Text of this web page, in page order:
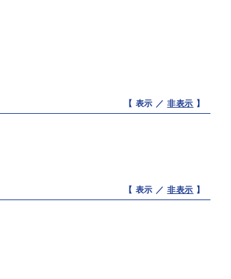
【 表示 ／ 非表示 】
【 表示 ／ 非表示 】